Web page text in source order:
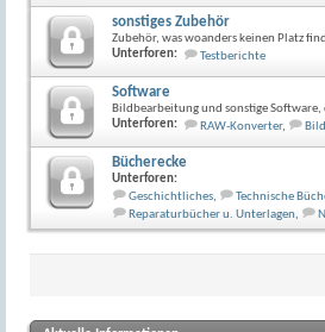
sonstiges Zubehör
Zubehör, was woanders keinen Platz
Unterforen:
Testberichte
Software
Bildbearbeitung und sonstige
Unterforen:
RAW-Konverter,
Bücherecke
Unterforen:
Geschichtliches, Technische
Reparaturbücher u. Unterlagen,